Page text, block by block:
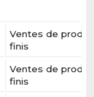
Ventes de
finis
Ventes de
finis